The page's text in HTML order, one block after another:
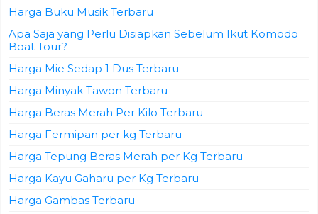
Harga Buku Musik Terbaru
Apa Saja yang Perlu Disiapkan Sebelum Ikut Komodo
Boat Tour?
Harga Mie Sedap 1 Dus Terbaru
Harga Minyak Tawon Terbaru
Harga Beras Merah Per Kilo Terbaru
Harga Fermipan per kg Terbaru
Harga Tepung Beras Merah per Kg Terbaru
Harga Kayu Gaharu per Kg Terbaru
Harga Gambas Terbaru